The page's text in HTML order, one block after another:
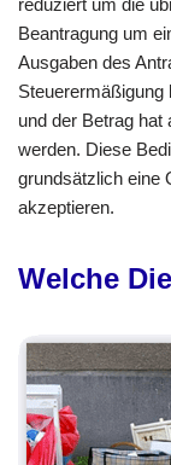
reduziert um die
Beantragung um
Ausgaben des
Steuerermäßigung
und der Betrag
werden. Diese
grundsätzlich eine
akzeptieren.
Welche